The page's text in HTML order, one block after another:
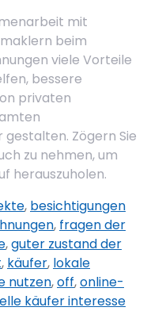
mit
beim
viele Vorteile
bessere
privaten
Zögern Sie
zu nehmen, um
herauszuholen.
, besichtigungen
, fragen der
,guter zustand der
, käufer, lokale
nutzen,off,online-
käufer interesse